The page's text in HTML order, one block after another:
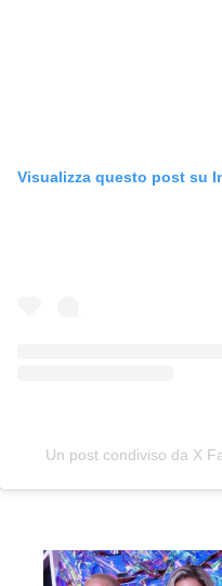
Visualizza questo post su
Un post condiviso da X